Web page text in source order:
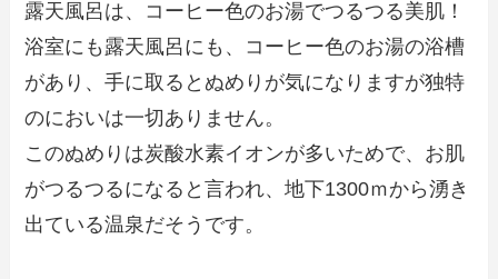
露天風呂は、コーヒー色のお湯でつるつる美肌！
浴室にも露天風呂にも、コーヒー色のお湯の浴槽
があり、手に取るとぬめりが気になりますが独特
のにおいは一切ありません。
このぬめりは炭酸水素イオンが多いためで、お肌
がつるつるになると言われ、地下1300ｍから湧き
出ている温泉だそうです。